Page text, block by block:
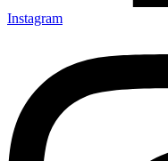
Instagram